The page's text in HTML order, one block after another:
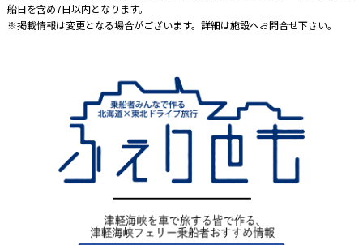
船日を含め7日以内となります。
※掲載情報は変更となる場合がございます。詳細は施設へお問合せ下さい。